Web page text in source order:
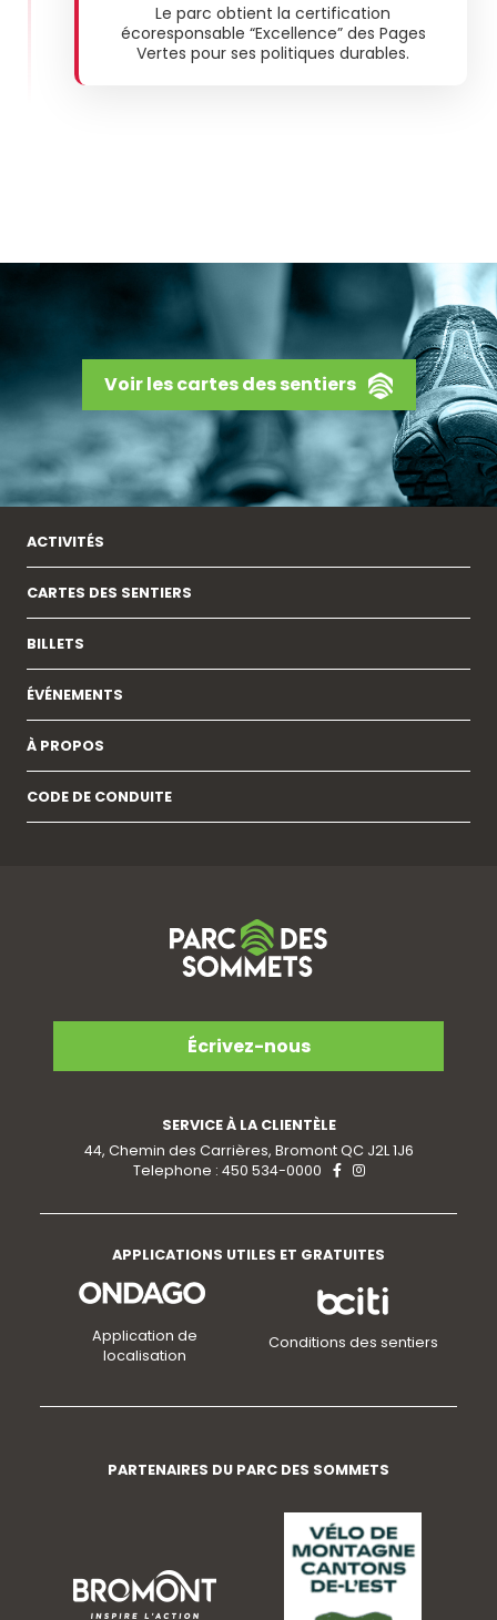
Le parc obtient la certification
écoresponsable “Excellence” des Pages
Vertes pour ses politiques durables.
Voir les cartes des sentiers
ACTIVITÉS
CARTES DES SENTIERS
BILLETS
ÉVÉNEMENTS
À PROPOS
CODE DE CONDUITE
Écrivez-nous
SERVICE À LA CLIENTÈLE
44, Chemin des Carrières, Bromont QC J2L 1J6
Telephone : 450 534-0000
APPLICATIONS UTILES ET GRATUITES
Application de
localisation
Conditions des sentiers
PARTENAIRES DU PARC DES SOMMETS